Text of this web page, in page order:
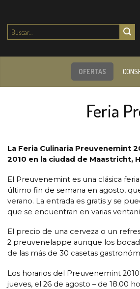
Buscar
por:
OFERTAS
Feria
La Feria Culinaria Preuvenemint
2010 en la ciudad de Maastricht,
El Preuvenemint es una clásica
último fin de semana en agosto,
verano. La entrada es gratis y se
que se encuentran en varias
El precio de una cerveza o un
2 preuvenelappe aunque los
de las más de 30 casetas
Los horarios del Preuvenemint 2010:
jueves, el 26 de agosto – de 18.00